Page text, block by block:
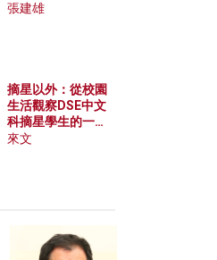
張建雄
摘星以外：從校園
生活觀察DSE中文
科摘星學生的一點
特質
來文